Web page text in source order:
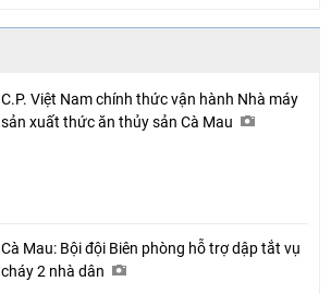
C.P. Việt Nam chính thức vận hành Nhà máy
sản xuất thức ăn thủy sản Cà Mau
Cà Mau: Bội đội Biên phòng hỗ trợ dập tắt vụ
cháy 2 nhà dân